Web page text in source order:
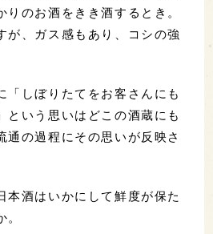
りのお酒をきき酒するとき。
が、ガス感もあり、コシの強
「しぼりたてをお客さんにも
という思いはどこの酒蔵にも
通の過程にその思いが反映さ
本酒はいかにして鮮度が保た